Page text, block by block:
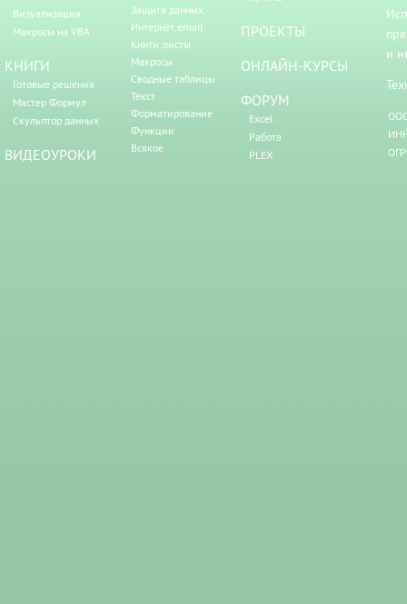
Визуализация
Макросы на VBA
КНИГИ
Готовые решения
Мастер Формул
Скульптор данных
ВИДЕОУРОКИ
Защита данных
Интернет, email
Книги, листы
Макросы
Сводные таблицы
Текст
Форматирование
Функции
Всякое
ПРОЕКТЫ
ОНЛАЙН-КУРСЫ
ФОРУМ
Excel
Работа
PLEX
и